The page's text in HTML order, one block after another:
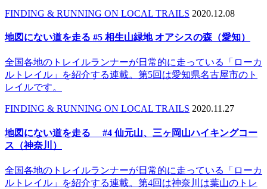
FINDING & RUNNING ON LOCAL TRAILS 2020.12.08
地図にない道を走る #5 相生山緑地 オアシスの森（愛知）
全国各地のトレイルランナーが日常的に走っている「ローカ
ルトレイル」を紹介する連載。第5回は愛知県名古屋市のト
レイルです。
FINDING & RUNNING ON LOCAL TRAILS 2020.11.27
地図にない道を走る #4 仙元山、三ヶ岡山ハイキングコー
ス（神奈川）
全国各地のトレイルランナーが日常的に走っている「ローカ
ルトレイル」を紹介する連載。第4回は神奈川は葉山のトレ